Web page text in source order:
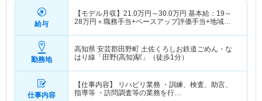
給与
【モデル月収】 21.0万円～30.0万円 基本給：19～
28万円＋職務手当+ベースアップ評価手当+地域医
勤務地
高知県 安芸郡田野町 土佐くろしお鉄道ごめん・な
はり線「田野(高知)駅」（徒歩1分）
仕事内容
【仕事内容】 リハビリ業務 ・訓練、検査、助言、
指導等 ・訪問調査等の業務を行…